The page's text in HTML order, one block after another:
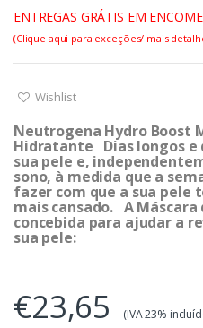
ENTREGAS GRÁTIS EM
(Clique aqui para exceções/ mais
Wishlist
Neutrogena Hydro Boost
Hidratante Dias longos
sua pele e,
sono, à medida que a
fazer com que a sua pele
mais cansado. A
concebida para ajudar a
sua pele:
€23,65 (IVA 23%